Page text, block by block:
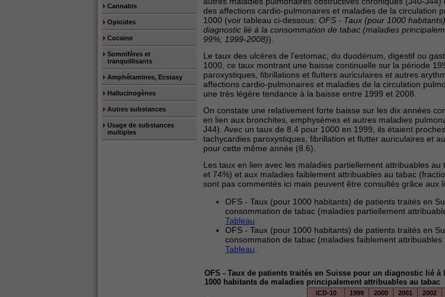
Cannabis
Opioïdes
Cocaïne
Somnifères et
tranquillisants
Amphétamines, Ecstasy
Hallucinogènes
Autres substances
Usage de substances
multiples
des affections cardio-pulmonaires et maladies de la circulation
1000 (voir tableau ci-dessous: OFS - Taux (pour 1000
diagnostic lié à la consommation de tabac (maladies
99%; 1999-2008)).
Le taux des ulcères de l'estomac, du duodénum, digestif ou
1000, ce taux montrant une baisse continuelle sur la période
paroxystiques, fibrillations et flutters auriculaires et autres
affections cardio-pulmonaires et maladies de la circulation
une très légère tendance à la baisse entre 1999 et 2008.
On constate une relativement forte baisse sur les dix années
en lien aux bronchites, emphysèmes et autres maladies
J44). Avec un taux de 8.4 pour 1000 en 1999, ils étaient
tachycardies paroxystiques, fibrillation et flutter auriculaires et
pour cette même année (8.6).
Les taux en lien avec les maladies partiellement attribuables
et 74%) et aux maladies faiblement attribuables au tabac
sont pas commentés ici mais peuvent être consultés grâce aux
OFS - Taux (pour 1000 habitants) de patients traités en
consommation de tabac (maladies partiellement
Tableau
OFS - Taux (pour 1000 habitants) de patients traités en
consommation de tabac (maladies faiblement
Tableau
OFS - Taux de patients traités en Suisse pour un diagnostic lié
1000 habitants de maladies principalement attribuables au tabac
ICD-10 1999 2000 2001 2002